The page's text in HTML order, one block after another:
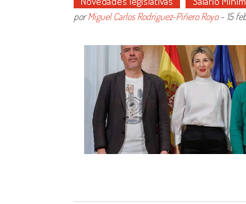
porMiguel Carlos Rodríguez-Piñero Royo- 15